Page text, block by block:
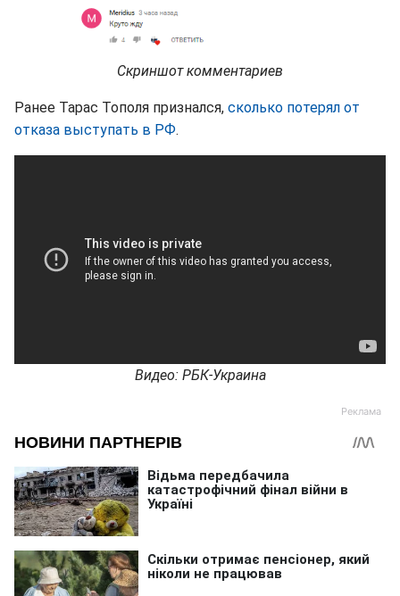
Скриншот комментариев
Ранее Тарас Тополя признался, сколько потерял от
отказа выступать в РФ.
Видео: РБК-Украина